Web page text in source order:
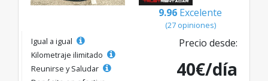
9.96 Excelente
(27 opiniones)
Igual a igual
Kilometraje ilimitado
Reunirse y Saludar
Precio desde:
40€/día